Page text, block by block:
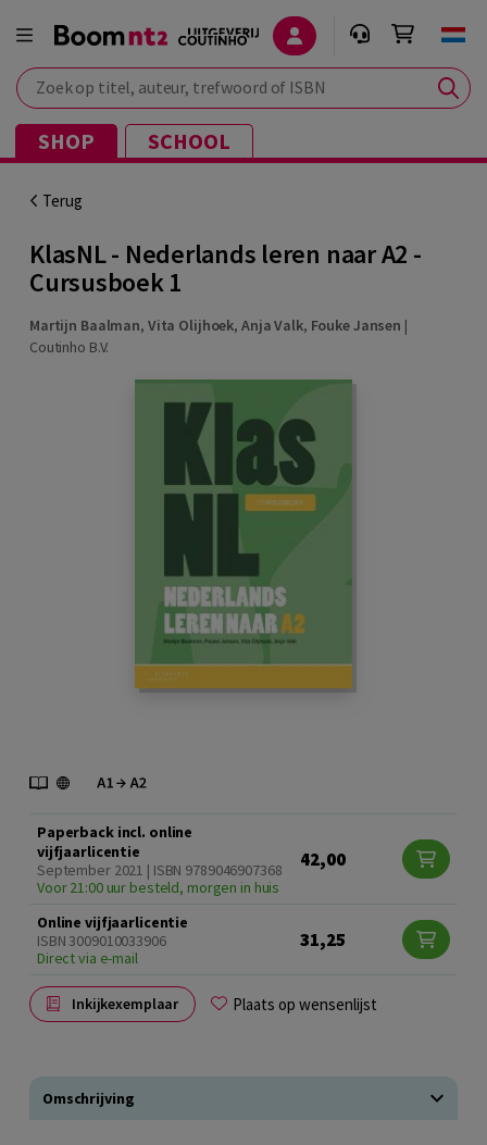
Zoek op titel, auteur, trefwoord of ISBN
SHOP SCHOOL
Terug
KlasNL - Nederlands leren naar A2 -
Cursusboek 1
Martijn Baalman, Vita Olijhoek, Anja Valk, Fouke Jansen |
Coutinho B.V.
Paperback incl. online
vijfjaarlicentie
September 2021 | ISBN 9789046907368
Voor 21:00 uur besteld, morgen in huis
42,00
Online vijfjaarlicentie
ISBN 3009010033906
Direct via e-mail
31,25
Inkijkexemplaar Plaats op wensenlijst
Omschrijving